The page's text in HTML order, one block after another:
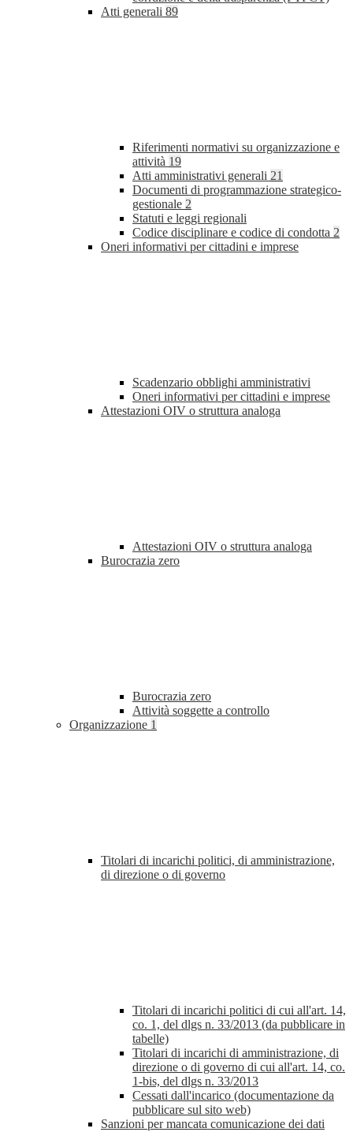
Atti generali 89
Riferimenti normativi su organizzazione e
attività 19
Atti amministrativi generali 21
Documenti di programmazione strategico-
gestionale 2
Statuti e leggi regionali
Codice disciplinare e codice di condotta 2
Oneri informativi per cittadini e imprese
Scadenzario obblighi amministrativi
Oneri informativi per cittadini e imprese
Attestazioni OIV o struttura analoga
Attestazioni OIV o struttura analoga
Burocrazia zero
Burocrazia zero
Attività soggette a controllo
Organizzazione 1
Titolari di incarichi politici, di amministrazione,
di direzione o di governo
Titolari di incarichi politici di cui all'art. 14,
co. 1, del dlgs n. 33/2013 (da pubblicare in
tabelle)
Titolari di incarichi di amministrazione, di
direzione o di governo di cui all'art. 14, co.
1-bis, del dlgs n. 33/2013
Cessati dall'incarico (documentazione da
pubblicare sul sito web)
Sanzioni per mancata comunicazione dei dati